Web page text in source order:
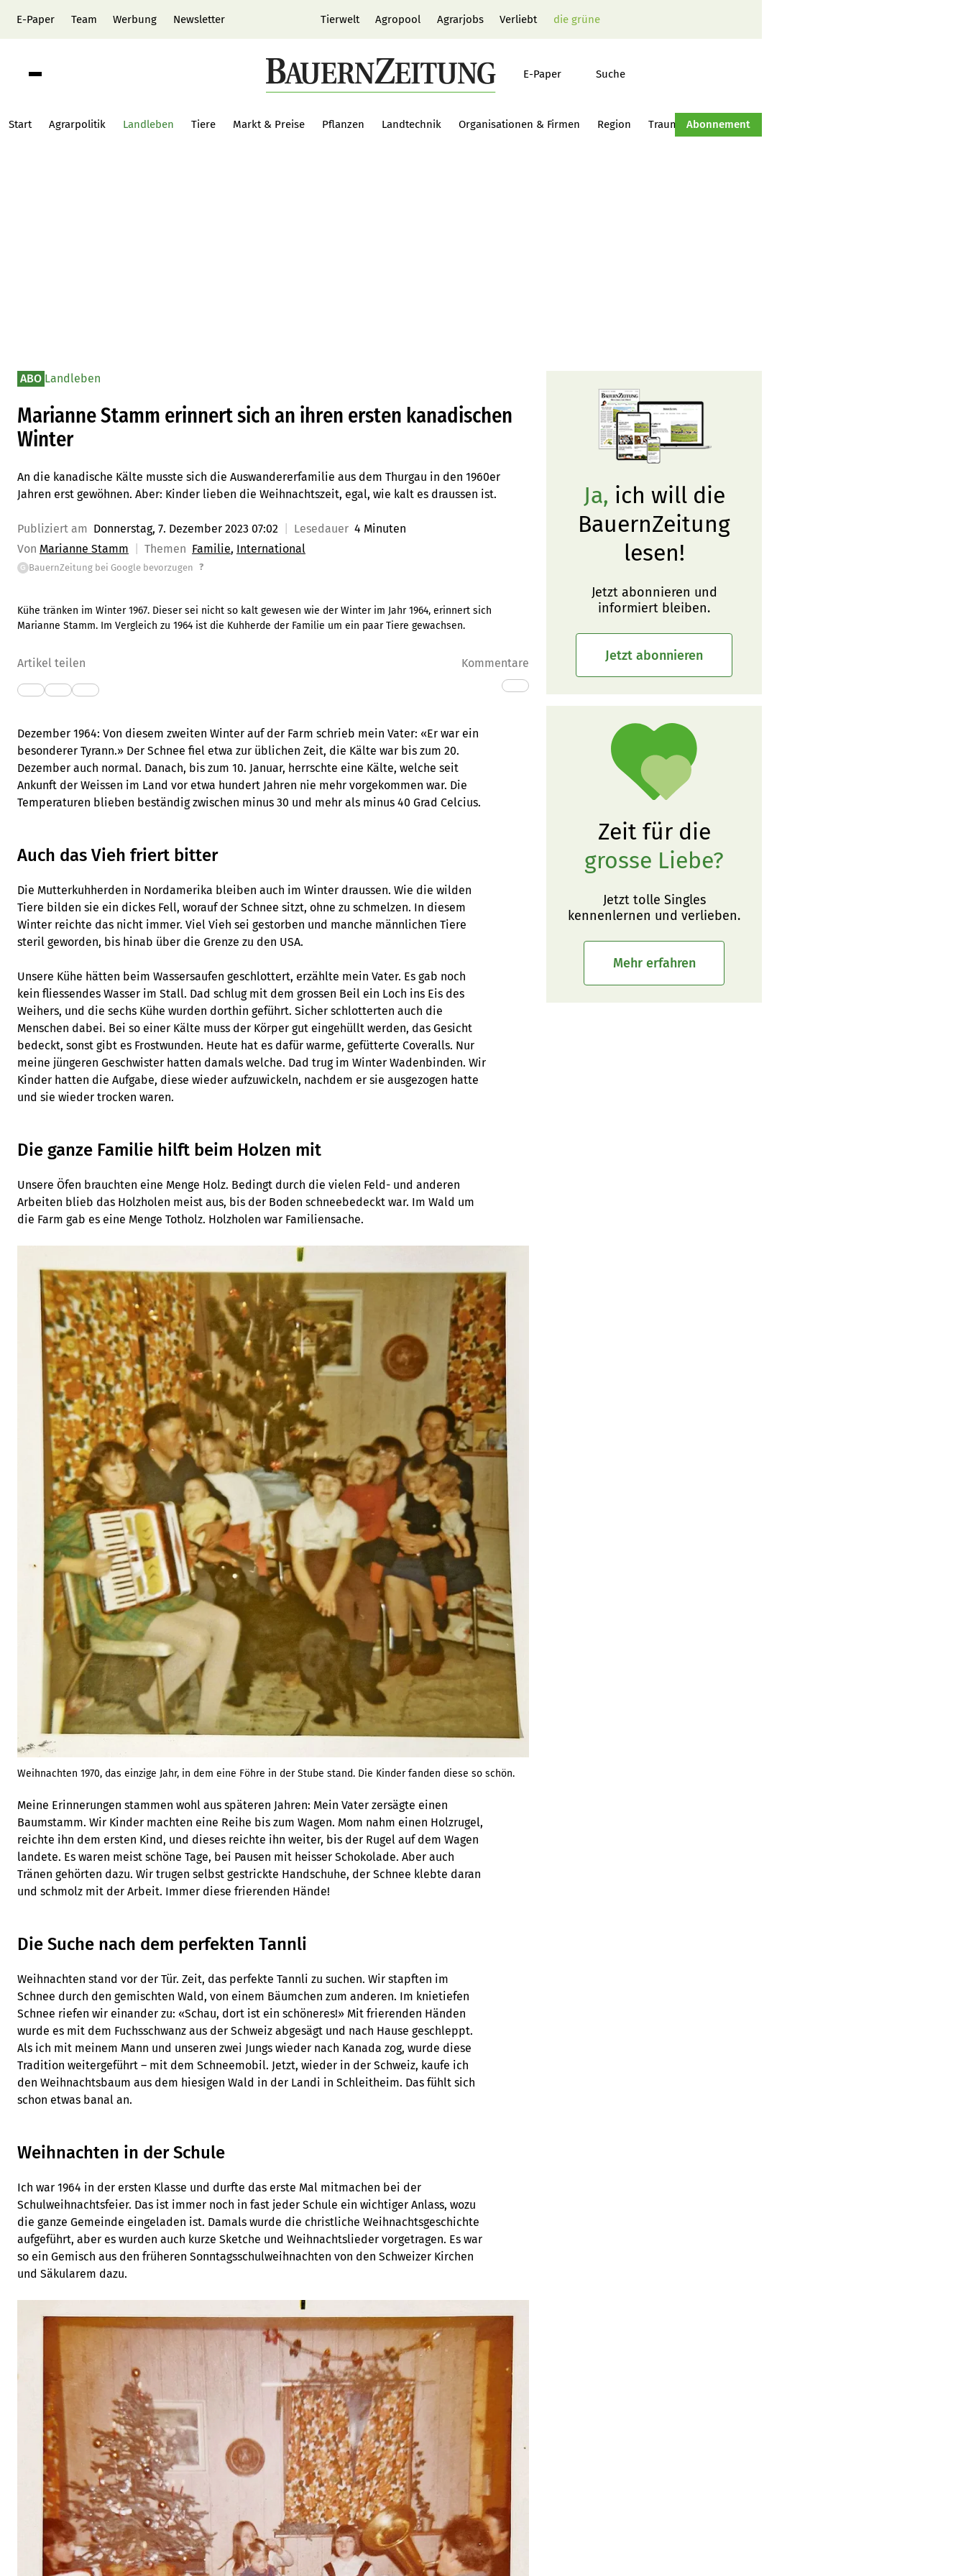
E-Paper Team Werbung Newsletter Tierwelt Agropool Agrarjobs Verliebt die grüne
E-Paper Suche
Start Agrarpolitik Landleben Tiere Markt & Preise Pflanzen Landtechnik Organisationen & Firmen Region Traumtraktor Hof-Management
Abonnement
ABO Landleben
Marianne Stamm erinnert sich an ihren ersten kanadischen
Winter
An die kanadische Kälte musste sich die Auswandererfamilie aus dem Thurgau in den 1960er
Jahren erst gewöhnen. Aber: Kinder lieben die Weihnachtszeit, egal, wie kalt es draussen ist.
Publiziert am Donnerstag, 7. Dezember 2023 07:02 Lesedauer 4 Minuten
Von Marianne Stamm Themen Familie International
G BauernZeitung bei Google bevorzugen ?
Kühe tränken im Winter 1967. Dieser sei nicht so kalt gewesen wie der Winter im Jahr 1964, erinnert sich
Marianne Stamm. Im Vergleich zu 1964 ist die Kuhherde der Familie um ein paar Tiere gewachsen.
Artikel teilen Kommentare
Dezember 1964: Von diesem zweiten Winter auf der Farm schrieb mein Vater: «Er war ein
besonderer Tyrann.» Der Schnee fiel etwa zur üblichen Zeit, die Kälte war bis zum 20.
Dezember auch normal. Danach, bis zum 10. Januar, herrschte eine Kälte, welche seit
Ankunft der Weissen im Land vor etwa hundert Jahren nie mehr vorgekommen war. Die
Temperaturen blieben beständig zwischen minus 30 und mehr als minus 40 Grad Celcius.
Auch das Vieh friert bitter
Die Mutterkuhherden in Nordamerika bleiben auch im Winter draussen. Wie die wilden
Tiere bilden sie ein dickes Fell, worauf der Schnee sitzt, ohne zu schmelzen. In diesem
Winter reichte das nicht immer. Viel Vieh sei gestorben und manche männlichen Tiere
steril geworden, bis hinab über die Grenze zu den USA.
Unsere Kühe hätten beim Wassersaufen geschlottert, erzählte mein Vater. Es gab noch
kein fliessendes Wasser im Stall. Dad schlug mit dem grossen Beil ein Loch ins Eis des
Weihers, und die sechs Kühe wurden dorthin geführt. Sicher schlotterten auch die
Menschen dabei. Bei so einer Kälte muss der Körper gut eingehüllt werden, das Gesicht
bedeckt, sonst gibt es Frostwunden. Heute hat es dafür warme, gefütterte Coveralls. Nur
meine jüngeren Geschwister hatten damals welche. Dad trug im Winter Wadenbinden. Wir
Kinder hatten die Aufgabe, diese wieder aufzuwickeln, nachdem er sie ausgezogen hatte
und sie wieder trocken waren.
Die ganze Familie hilft beim Holzen mit
Unsere Öfen brauchten eine Menge Holz. Bedingt durch die vielen Feld- und anderen
Arbeiten blieb das Holzholen meist aus, bis der Boden schneebedeckt war. Im Wald um
die Farm gab es eine Menge Totholz. Holzholen war Familiensache.
Weihnachten 1970, das einzige Jahr, in dem eine Föhre in der Stube stand. Die Kinder fanden diese so schön.
Meine Erinnerungen stammen wohl aus späteren Jahren: Mein Vater zersägte einen
Baumstamm. Wir Kinder machten eine Reihe bis zum Wagen. Mom nahm einen Holzrugel,
reichte ihn dem ersten Kind, und dieses reichte ihn weiter, bis der Rugel auf dem Wagen
landete. Es waren meist schöne Tage, bei Pausen mit heisser Schokolade. Aber auch
Tränen gehörten dazu. Wir trugen selbst gestrickte Handschuhe, der Schnee klebte daran
und schmolz mit der Arbeit. Immer diese frierenden Hände!
Die Suche nach dem perfekten Tannli
Weihnachten stand vor der Tür. Zeit, das perfekte Tannli zu suchen. Wir stapften im
Schnee durch den gemischten Wald, von einem Bäumchen zum anderen. Im knietiefen
Schnee riefen wir einander zu: «Schau, dort ist ein schöneres!» Mit frierenden Händen
wurde es mit dem Fuchsschwanz aus der Schweiz abgesägt und nach Hause geschleppt.
Als ich mit meinem Mann und unseren zwei Jungs wieder nach Kanada zog, wurde diese
Tradition weitergeführt – mit dem Schneemobil. Jetzt, wieder in der Schweiz, kaufe ich
den Weihnachtsbaum aus dem hiesigen Wald in der Landi in Schleitheim. Das fühlt sich
schon etwas banal an.
Weihnachten in der Schule
Ich war 1964 in der ersten Klasse und durfte das erste Mal mitmachen bei der
Schulweihnachtsfeier. Das ist immer noch in fast jeder Schule ein wichtiger Anlass, wozu
die ganze Gemeinde eingeladen ist. Damals wurde die christliche Weihnachtsgeschichte
aufgeführt, aber es wurden auch kurze Sketche und Weihnachtslieder vorgetragen. Es war
so ein Gemisch aus den früheren Sonntagsschulweihnachten von den Schweizer Kirchen
und Säkularem dazu.
Ja, ich will die
BauernZeitung
lesen!
Jetzt abonnieren und
informiert bleiben.
Jetzt abonnieren
Zeit für die
grosse Liebe?
Jetzt tolle Singles
kennenlernen und verlieben.
Mehr erfahren